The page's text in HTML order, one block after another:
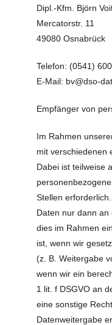
Dipl.-Kfm. Björn
Mercatorstr. 11
49080 Osnabrück
Telefon: (0541)
E-Mail: bv@dso-
Empfänger von
Im Rahmen
mit verschiedenen
Dabei ist teilweise
Stellen
Daten nur dann an
dies im Rahmen
ist, wenn wir
(z. B. Weitergabe
wenn wir ein
1 lit. f DSGVO an
eine sonstige
Datenweitergabe